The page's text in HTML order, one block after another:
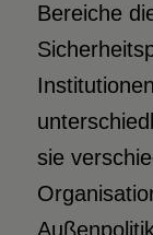
Bereiche
sie